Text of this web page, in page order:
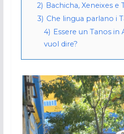
2) Bachicha, Xeneixes e
3) Che lingua parlano i
4) Essere un Tanos in
vuol dire?